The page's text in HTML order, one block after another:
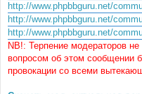
http://www.phpbbguru.net/
http://www.phpbbguru.net/
http://www.phpbbguru.net/
NB!: Терпение модераторов не
вопросом об этом сообщении
провокации со всеми